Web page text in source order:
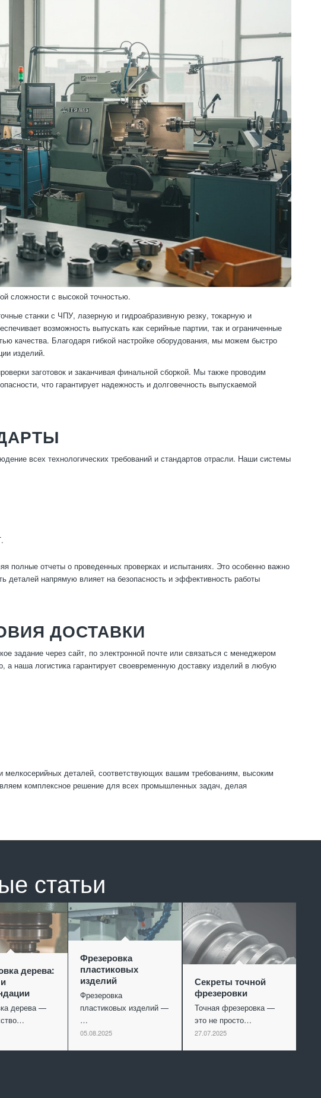
сложности с высокой точностью.
станки с ЧПУ, лазерную и гидроабразивную резку, токарную и
возможность выпускать как серийные партии, так и ограниченные
качества. Благодаря гибкой настройке оборудования, мы можем быстро
изделий.
заготовок и заканчивая финальной сборкой. Мы также проводим
что гарантирует надежность и долговечность выпускаемой
всех технологических требований и стандартов отрасли. Наши системы
полные отчеты о проведенных проверках и испытаниях. Это особенно важно
деталей напрямую влияет на безопасность и эффективность работы
ДОСТАВКИ
задание через сайт, по электронной почте или связаться с менеджером
а наша логистика гарантирует своевременную доставку изделий в любую
мелкосерийных деталей, соответствующих вашим требованиям, высоким
комплексное решение для всех промышленных задач, делая
статьи
дерева:
дерева —
Фрезеровка
пластиковых
изделий
Фрезеровка
пластиковых изделий —
…
05.08.2025
Секреты точной
фрезеровки
Точная фрезеровка —
это не просто…
27.07.2025